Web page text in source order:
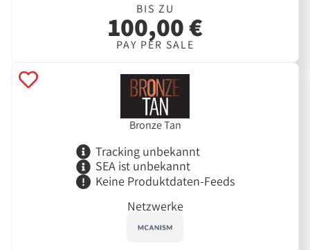
BIS ZU
100,00 €
PAY PER SALE
Bronze Tan
Tracking unbekannt
SEA ist unbekannt
Keine Produktdaten-Feeds
Netzwerke